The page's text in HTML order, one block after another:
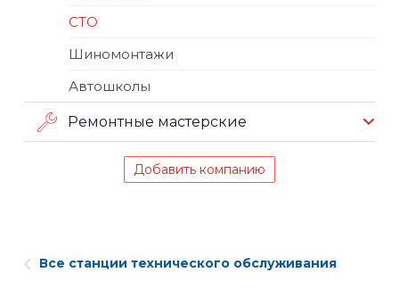
СТО
Шиномонтажи
Автошколы
Ремонтные мастерские
Добавить компанию
Все станции технического обслуживания